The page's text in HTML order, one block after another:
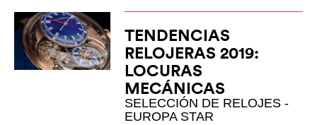
TENDENCIAS
RELOJERAS 2019:
LOCURAS
MECÁNICAS
SELECCIÓN DE RELOJES -
EUROPA STAR